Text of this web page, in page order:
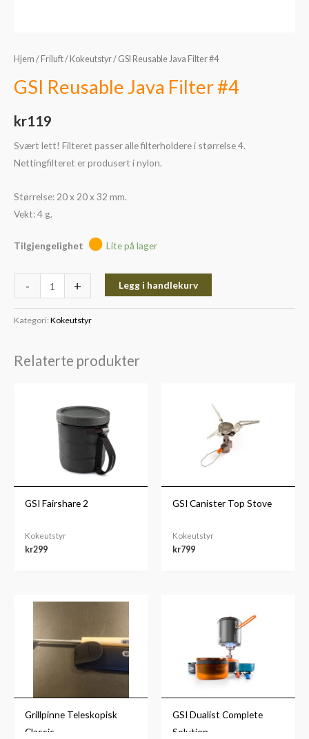
Hjem / Friluft/ Kokeutstyr/ GSI Reusable Java Filter #4
GSI Reusable Java Filter #4
kr119
Svært lett! Filteret passer alle filterholdere i størrelse 4.
Nettingfilteret er produsert i nylon.
Størrelse: 20 x 20 x 32 mm.
Vekt: 4 g.
Tilgjengelighet Lite på lager
- + Legg i handlekurv
Kategori: Kokeutstyr
Relaterte produkter
GSI Fairshare 2
Kokeutstyr
kr299
GSI Canister Top Stove
Kokeutstyr
kr799
Grillpinne Teleskopisk
Classic
GSI Dualist Complete
Solution